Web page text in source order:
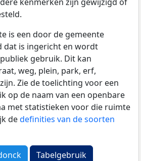
is een door de gemeente
dat is ingericht en wordt
gebruik. Dit kan
weg, plein, park, erf,
Zie de toelichting voor een
op de naam van een openbare
met statistieken voor die ruimte
dedefinities van de soorten
Tabelgebruik